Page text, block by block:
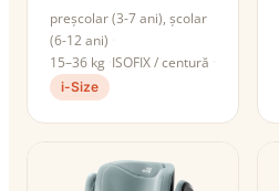
preșcolar (3-7 ani), școlar
(6-12 ani)
15–36 kg ISOFIX / centură
i-Size